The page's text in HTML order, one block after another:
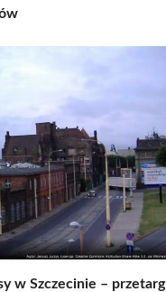
w Szczecinie – przetarg